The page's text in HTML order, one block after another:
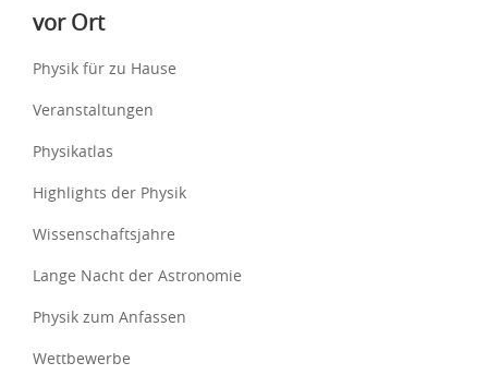
vor Ort
Physik für zu Hause
Veranstaltungen
Physikatlas
Highlights der Physik
Wissenschaftsjahre
Lange Nacht der Astronomie
Physik zum Anfassen
Wettbewerbe